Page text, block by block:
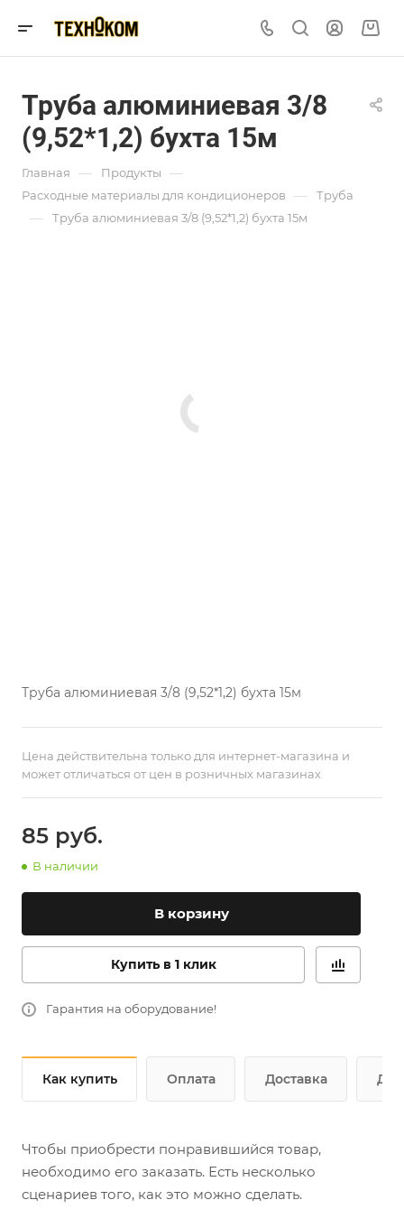
Труба алюминиевая 3/8
(9,52*1,2) бухта 15м
Главная — Продукты —
Расходные материалы для кондиционеров — Труба
— Труба алюминиевая 3/8 (9,52*1,2) бухта 15м
Труба алюминиевая 3/8 (9,52*1,2) бухта 15м
Цена действительна только для интернет-магазина и
может отличаться от цен в розничных магазинах
85 руб.
В наличии
В корзину
Купить в 1 клик
Гарантия на оборудование!
Как купить Оплата Доставка
Чтобы приобрести понравившийся товар,
необходимо его заказать. Есть несколько
сценариев того, как это можно сделать.